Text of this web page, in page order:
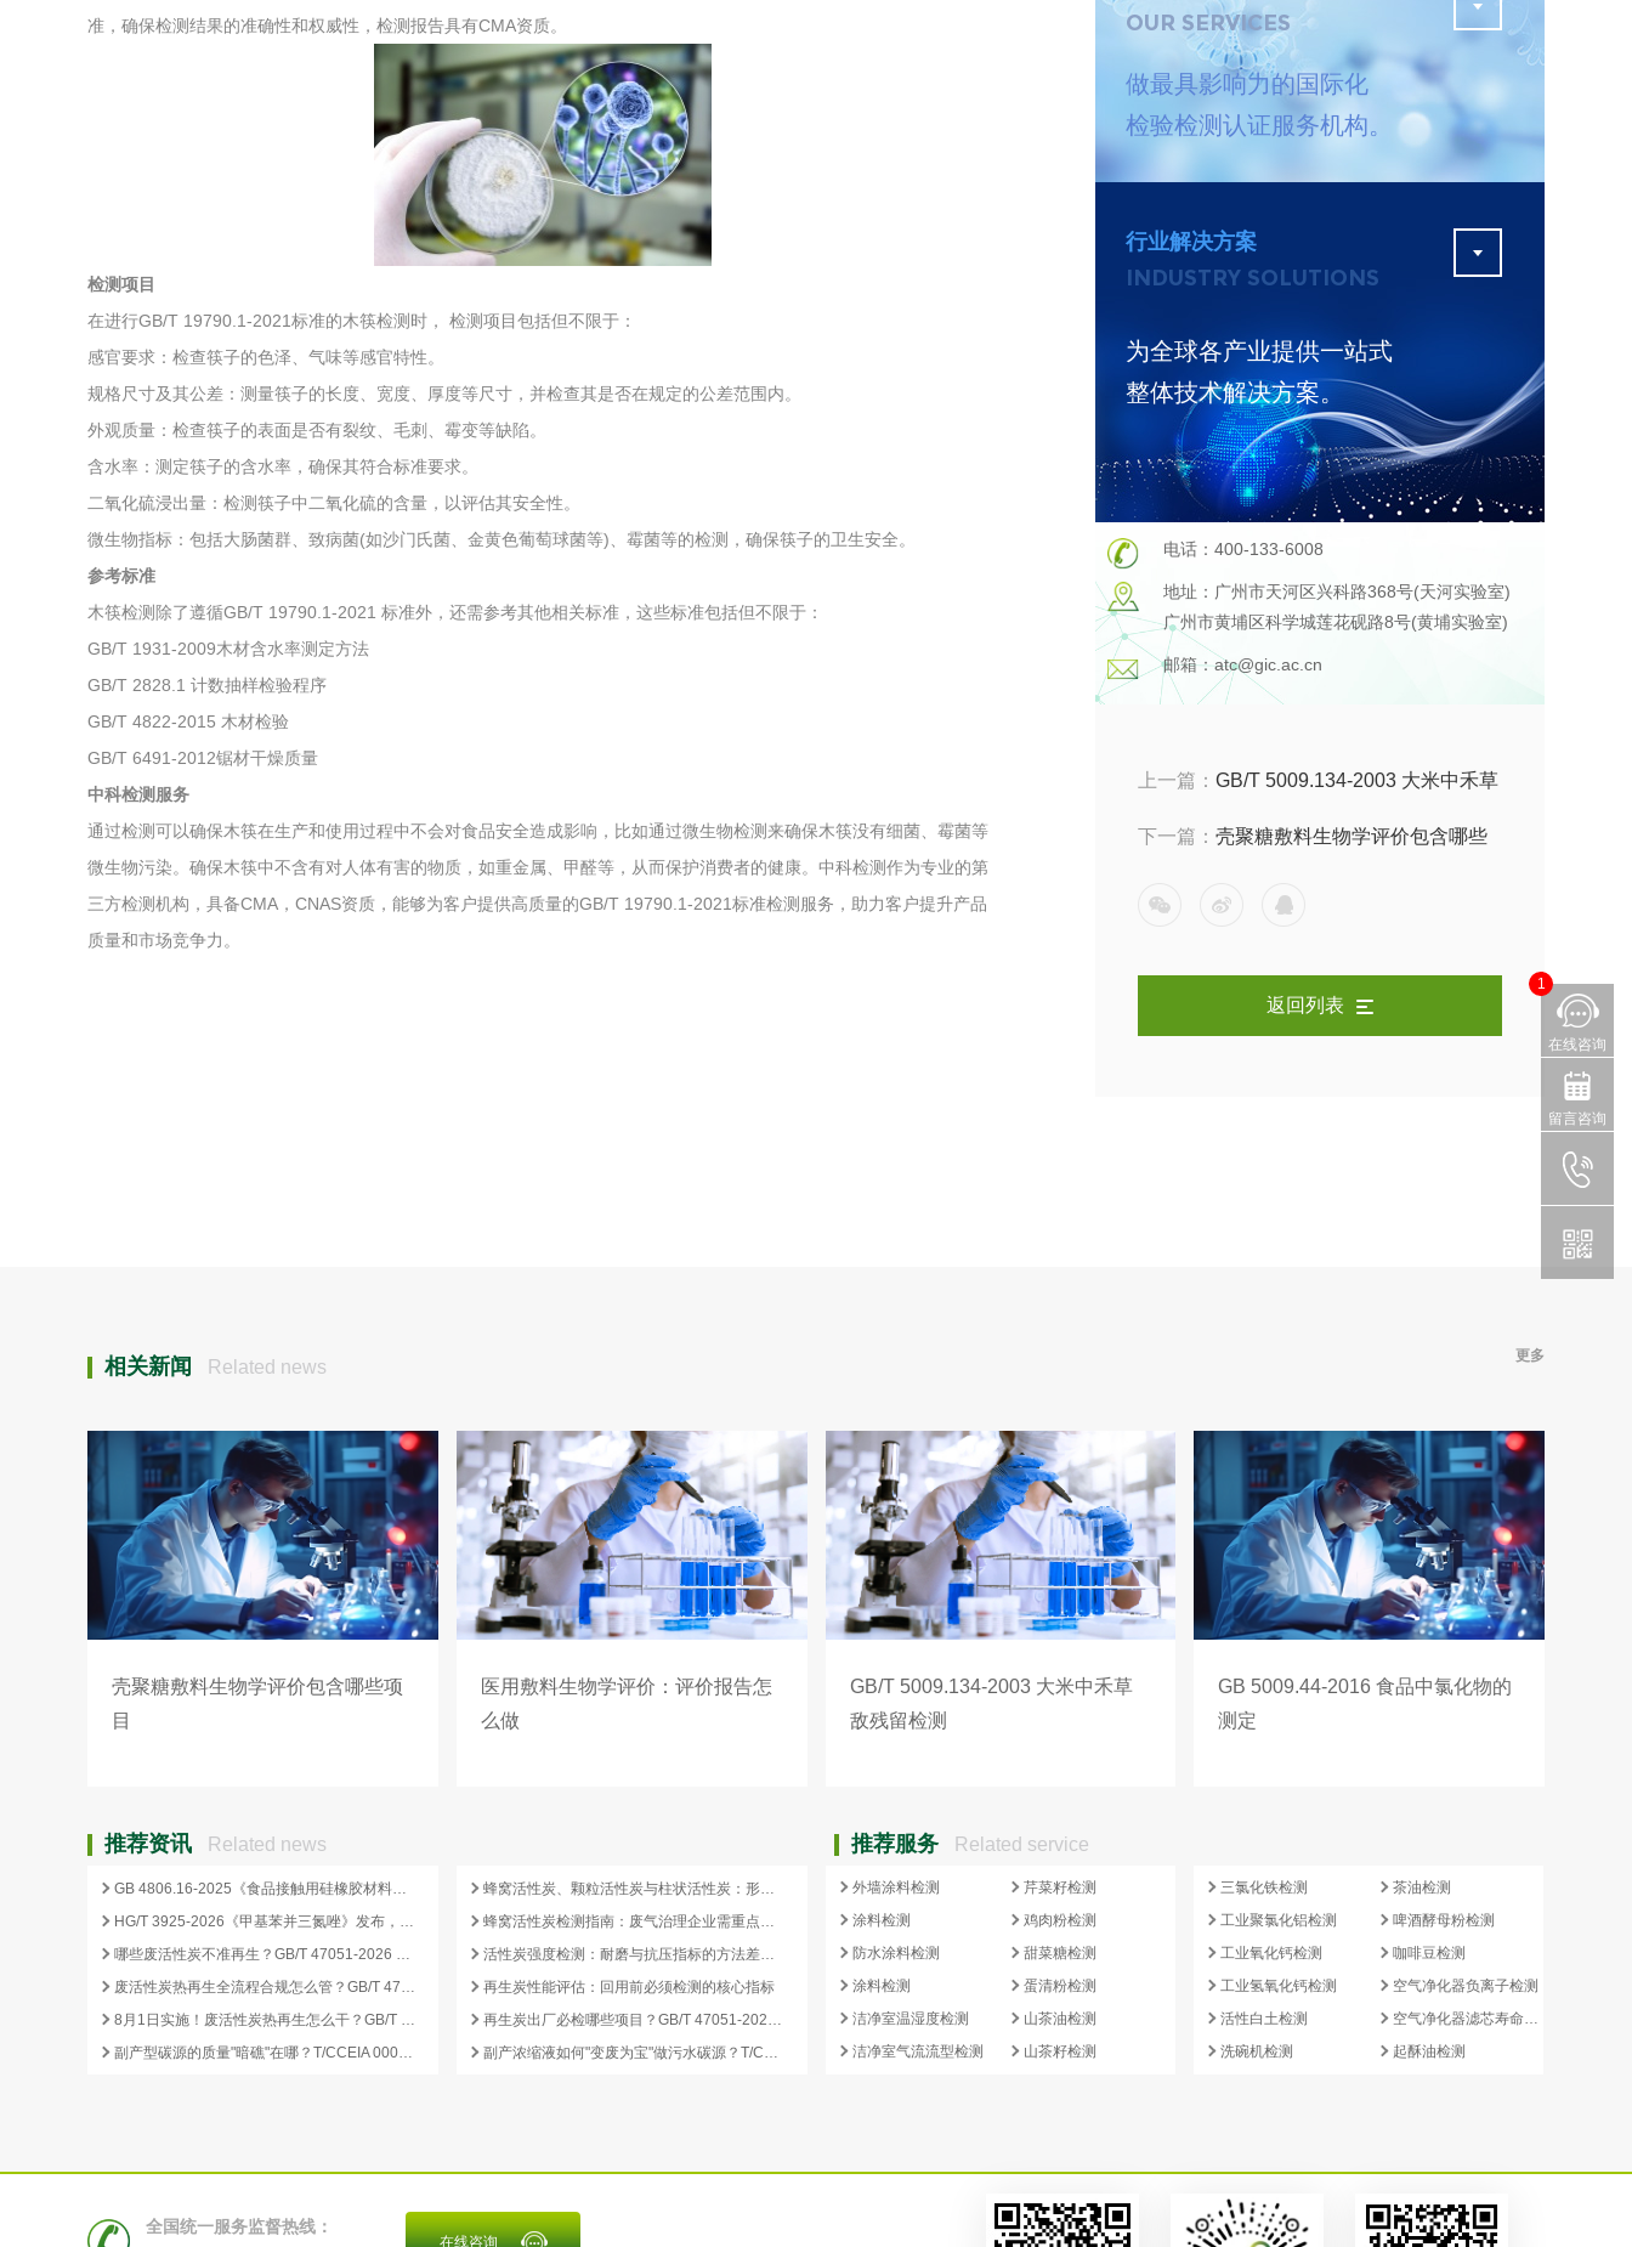
VOCs废气治理 固废处理工程
综合利用工程 更多
准，确保检测结果的准确性和权威性，检测报告具有CMA资质。
检测项目
在进行GB/T 19790.1-2021标准的木筷检测时， 检测项目包括但不限于：
感官要求：检查筷子的色泽、气味等感官特性。
规格尺寸及其公差：测量筷子的长度、宽度、厚度等尺寸，并检查其是否在规定的公差范围内。
外观质量：检查筷子的表面是否有裂纹、毛刺、霉变等缺陷。
含水率：测定筷子的含水率，确保其符合标准要求。
二氧化硫浸出量：检测筷子中二氧化硫的含量，以评估其安全性。
微生物指标：包括大肠菌群、致病菌(如沙门氏菌、金黄色葡萄球菌等)、霉菌等的检测，确保筷子的卫生安全。
参考标准
木筷检测除了遵循GB/T 19790.1-2021 标准外，还需参考其他相关标准，这些标准包括但不限于：
GB/T 1931-2009木材含水率测定方法
GB/T 2828.1 计数抽样检验程序
GB/T 4822-2015 木材检验
GB/T 6491-2012锯材干燥质量
中科检测服务
通过检测可以确保木筷在生产和使用过程中不会对食品安全造成影响，比如通过微生物检测来确保木筷没有细菌、霉菌等
微生物污染。确保木筷中不含有对人体有害的物质，如重金属、甲醛等，从而保护消费者的健康。中科检测作为专业的第
三方检测机构，具备CMA，CNAS资质，能够为客户提供高质量的GB/T 19790.1-2021标准检测服务，助力客户提升产品
质量和市场竞争力。
OUR SERVICES
做最具影响力的国际化
检验检测认证服务机构。
行业解决方案
INDUSTRY SOLUTIONS
为全球各产业提供一站式
整体技术解决方案。
电话：400-133-6008
地址：广州市天河区兴科路368号(天河实验室)
广州市黄埔区科学城莲花砚路8号(黄埔实验室)
邮箱：atc@gic.ac.cn
上一篇： GB/T 5009.134-2003 大米中禾草
敌残留检测
下一篇： 壳聚糖敷料生物学评价包含哪些
项目
返回列表
相关新闻 Related news
更多
壳聚糖敷料生物学评价包含哪些项
目
医用敷料生物学评价：评价报告怎
么做
GB/T 5009.134-2003 大米中禾草
敌残留检测
GB 5009.44-2016 食品中氯化物的
测定
推荐资讯 Related news 推荐服务 Related service
GB 4806.16-2025《食品接触用硅橡胶材料及制品》标准解析
HG/T 3925-2026《甲基苯并三氮唑》发布，2026 年 12 月 1 日起实施
哪些废活性炭不准再生？GB/T 47051-2026 划定的禁止再生红线
废活性炭热再生全流程合规怎么管？GB/T 47051-2026 从分类到出厂检测
8月1日实施！废活性炭热再生怎么干？GB/T 47051-2026 八步程序这样落地
副产型碳源的质量"暗礁"在哪？T/CCEIA 0006-2026 重金属与 COD 合规红线
蜂窝活性炭、颗粒活性炭与柱状活性炭：形态差异与检测重点对照
蜂窝活性炭检测指南：废气治理企业需重点关注的5项核心指标
活性炭强度检测：耐磨与抗压指标的方法差异及验收意义
再生炭性能评估：回用前必须检测的核心指标
再生炭出厂必检哪些项目？GB/T 47051-2026 再生活性炭检测清单这样列
副产浓缩液如何"变废为宝"做污水碳源？T/CCEIA 0006-2026 核心解读
外墙涂料检测
涂料检测
防水涂料检测
涂料检测
洁净室温湿度检测
洁净室气流流型检测
芹菜籽检测
鸡肉粉检测
甜菜糖检测
蛋清粉检测
山茶油检测
山茶籽检测
三氯化铁检测
工业聚氯化铝检测
工业氧化钙检测
工业氢氧化钙检测
活性白土检测
洗碗机检测
茶油检测
啤酒酵母粉检测
咖啡豆检测
空气净化器负离子检测
空气净化器滤芯寿命检测
起酥油检测
全国统一服务监督热线：
在线咨询
在线咨询
1
留言咨询